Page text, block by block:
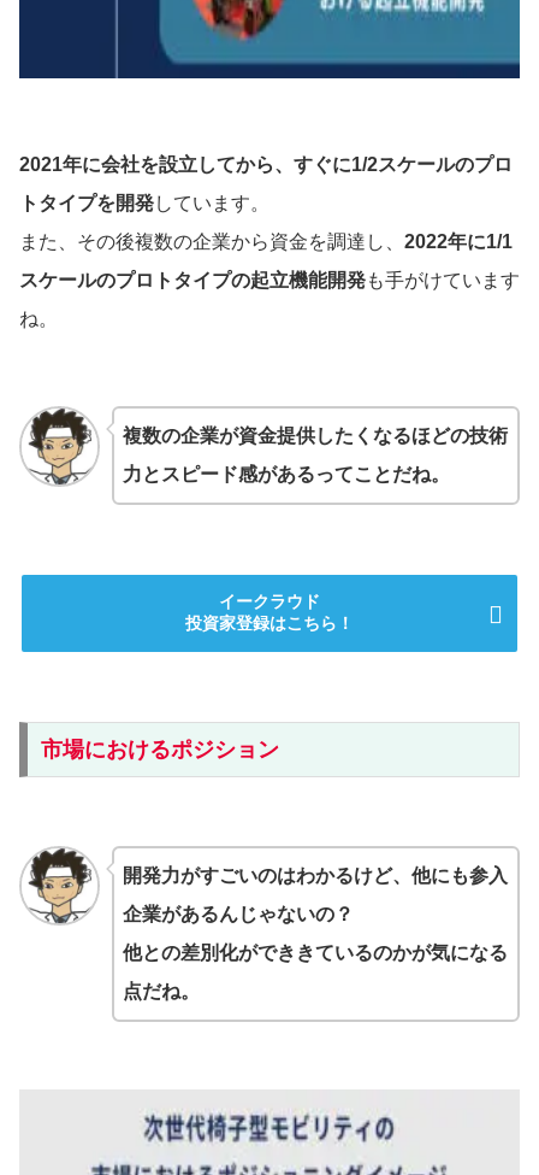
2021年に会社を設立してから、すぐに1/2スケールのプロ
トタイプを開発しています。
また、その後複数の企業から資金を調達し、 2022年に1/1
スケールのプロトタイプの起立機能開発も手がけています
ね。
複数の企業が資金提供したくなるほどの技術
力とスピード感があるってことだね。
イークラウド
投資家登録はこちら！
市場におけるポジション
開発力がすごいのはわかるけど、他にも参入
企業があるんじゃないの？
他との差別化ができきているのかが気になる
点だね。